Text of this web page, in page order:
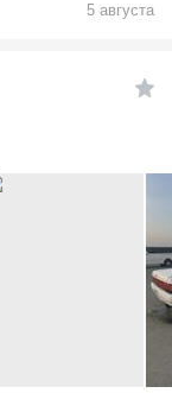
5 августа